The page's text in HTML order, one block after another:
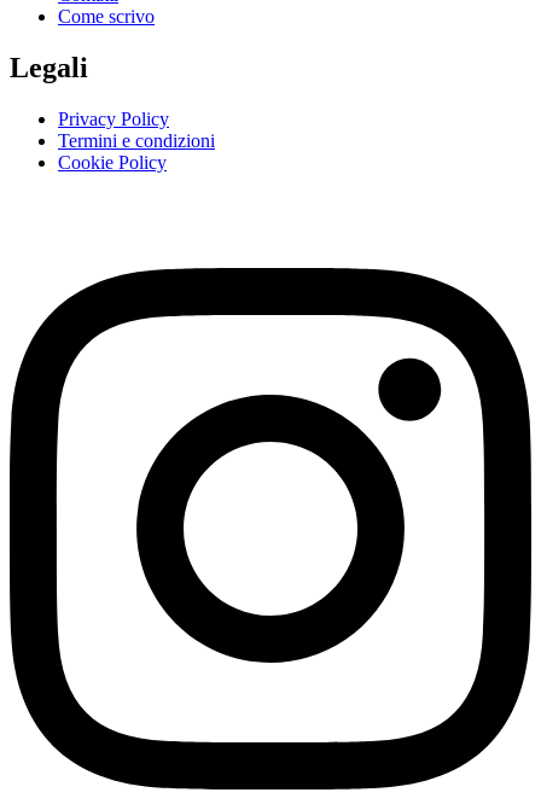
Come scrivo
Legali
Privacy Policy
Termini e condizioni
Cookie Policy